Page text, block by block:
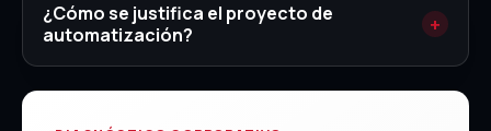
¿Cómo se justifica el proyecto de
automatización?